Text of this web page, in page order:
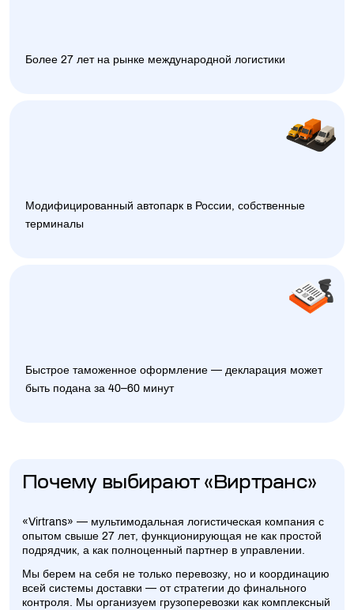
Более 27 лет на рынке международной логистики
Модифицированный автопарк в России, собственные
терминалы
Быстрое таможенное оформление — декларация может
быть подана за 40–60 минут
Почему выбирают «Виртранс»
«Virtrans» — мультимодальная логистическая компания с
опытом свыше 27 лет, функционирующая не как простой
подрядчик, а как полноценный партнер в управлении.
Мы берем на себя не только перевозку, но и координацию
всей системы доставки — от стратегии до финального
контроля. Мы организуем грузоперевозки как комплексный